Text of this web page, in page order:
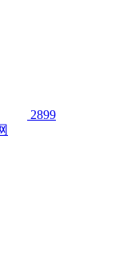
2899